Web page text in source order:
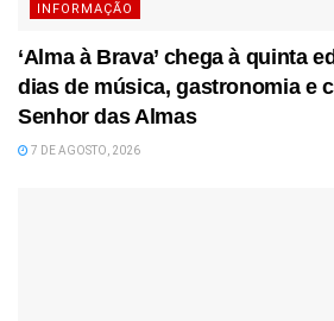
INFORMAÇÃO
‘Alma à Brava’ chega à quinta
dias de música, gastronomia e
Senhor das Almas
7 DE AGOSTO, 2026